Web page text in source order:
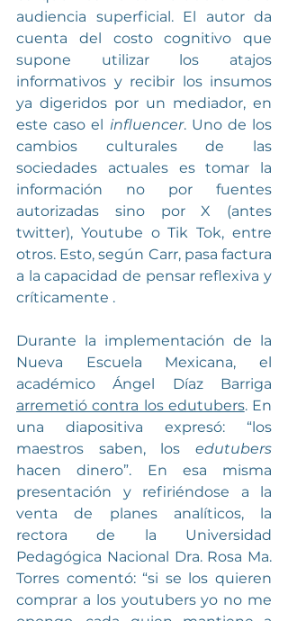
audiencia superficial. El autor da
cuenta del costo cognitivo que
supone utilizar los atajos
informativos y recibir los insumos
ya digeridos por un mediador, en
este caso el influencer. Uno de los
cambios culturales de las
sociedades actuales es tomar la
información no por fuentes
autorizadas sino por X (antes
twitter), Youtube o Tik Tok, entre
otros. Esto, según Carr, pasa factura
a la capacidad de pensar reflexiva y
críticamente .
Durante la implementación de la
Nueva Escuela Mexicana, el
arremetió contra los edutubers. En
una diapositiva expresó: “los
maestros saben, los edutubers
hacen dinero”. En esa misma
presentación y refiriéndose a la
venta de planes analíticos, la
rectora de la Universidad
Pedagógica Nacional Dra. Rosa Ma.
Torres comentó: “si se los quieren
comprar a los youtubers yo no me